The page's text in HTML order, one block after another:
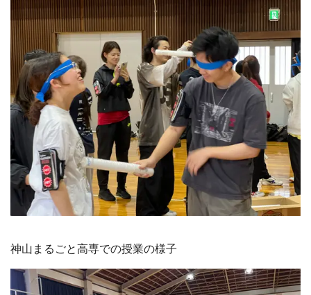
神山まるごと高専での授業の様子